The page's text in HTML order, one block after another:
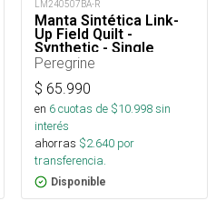
LM240507BA-R
Manta Sintética Link-
Up Field Quilt -
Synthetic - Single
Peregrine
$ 65.990
en 6cuotas de $10.998sin
interés
ahorras $2.640 por
transferencia.
Disponible